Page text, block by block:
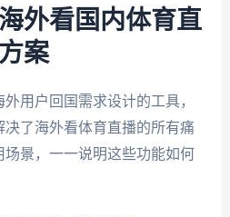
外看国内体育直
案
用户回国需求设计的工具，
了海外看体育直播的所有痛
场景，一一说明这些功能如何